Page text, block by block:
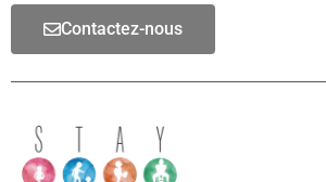
Contactez-nous